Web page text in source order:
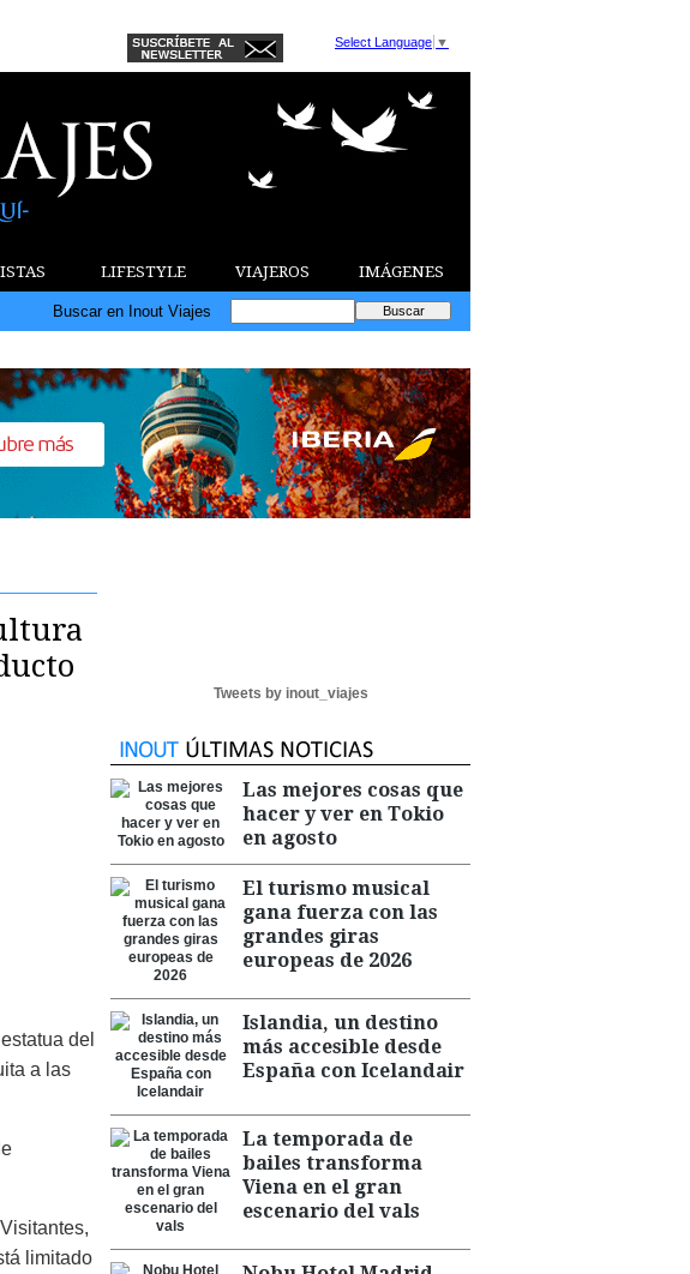
Select Language ▼
LIFESTYLE VIAJEROS IMÁGENES
Buscar en Inout Viajes
del
a las
limitado
Tweets by inout_viajes
Las mejores cosas que
hacer y ver en Tokio
en agosto
El turismo musical
gana fuerza con las
grandes giras
europeas de 2026
Islandia, un destino
más accesible desde
España con Icelandair
La temporada de
bailes transforma
Viena en el gran
escenario del vals